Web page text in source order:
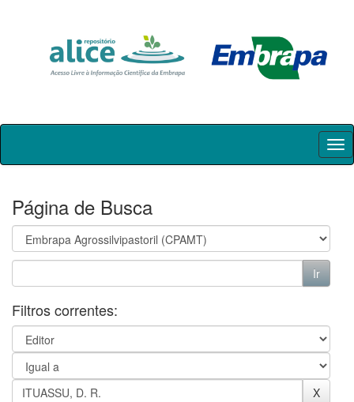
Skip
Página de Busca
Filtros correntes: